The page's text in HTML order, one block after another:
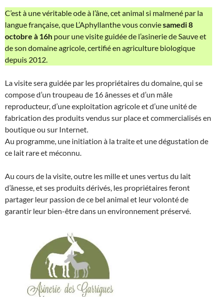
C’est à une véritable ode à l’âne, cet animal si malmené par la
langue française, que L’Aphyllanthe vous conviesamedi 8
octobre à 16h pour une visite guidée de l’asinerie de Sauve et
de son domaine agricole, certifié en agriculture biologique
depuis 2012.
La visite sera guidée par les propriétaires du domaine, qui se
compose d’un troupeau de 16 ânesses et d’un mâle
reproducteur, d’une exploitation agricole et d’une unité de
fabrication des produits vendus sur place et commercialisés en
boutique ou sur Internet.
Au programme, une initiation à la traite et une dégustation de
ce lait rare et méconnu.
Au cours de la visite, outre les mille et unes vertus du lait
d’ânesse, et ses produits dérivés, les propriétaires feront
partager leur passion de ce bel animal et leur volonté de
garantir leur bien-être dans un environnement préservé.